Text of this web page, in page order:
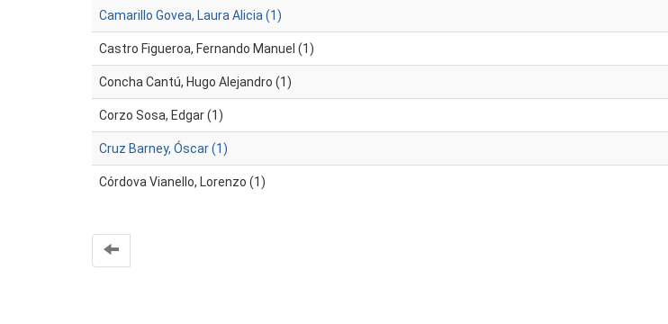
Camarillo Govea, Laura Alicia (1)
Castro Figueroa, Fernando Manuel (1)
Concha Cantú, Hugo Alejandro (1)
Corzo Sosa, Edgar (1)
Cruz Barney, Óscar (1)
Córdova Vianello, Lorenzo (1)